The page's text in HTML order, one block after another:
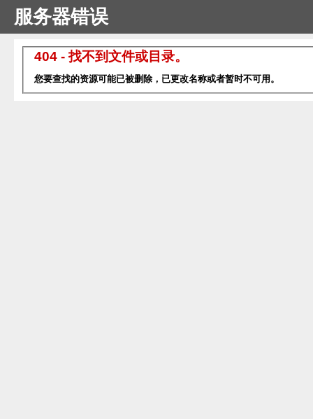
服务器错误
404 - 找不到文件或目录。
您要查找的资源可能已被删除，已更改名称或者暂时不可用。